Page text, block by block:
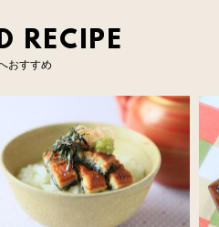
RECIPE
おすすめ